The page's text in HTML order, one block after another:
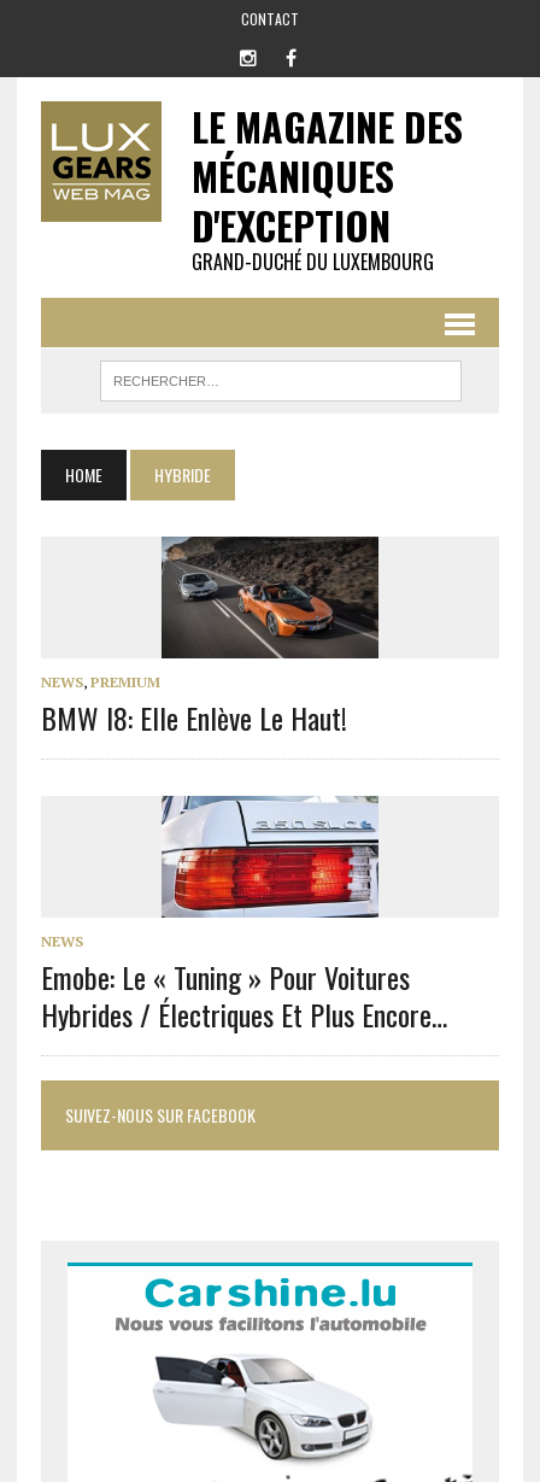
CONTACT
LE MAGAZINE DES
MÉCANIQUES
D'EXCEPTION
GRAND-DUCHÉ DU LUXEMBOURG
HOME HYBRIDE
NEWS, PREMIUM
BMW I8: Elle Enlève Le Haut!
NEWS
Emobe: Le « Tuning » Pour Voitures
Hybrides / Électriques Et Plus Encore…
SUIVEZ-NOUS SUR FACEBOOK